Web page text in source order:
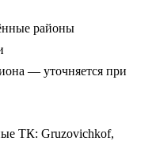
районы
— уточняется при
ТК: Gruzovichkof,